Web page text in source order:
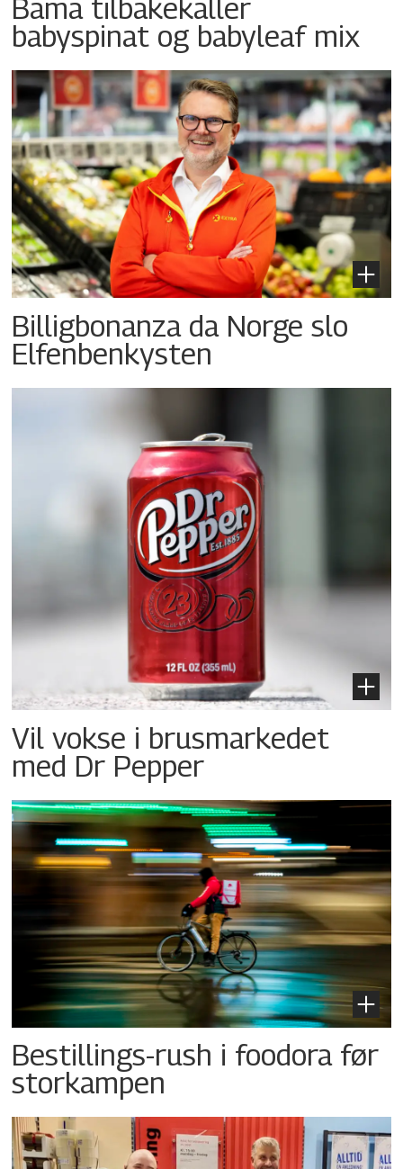
Bama tilbakekaller
babyspinat og babyleaf mix
Billigbonanza da Norge slo
Elfenbenkysten
Vil vokse i brusmarkedet
med Dr Pepper
Bestillings-rush i foodora før
storkampen